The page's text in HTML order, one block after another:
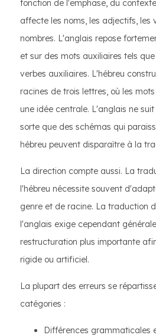
fonction de l'emphase, du
affecte les noms, les adjectifs, les
nombres. L'anglais repose
et sur des mots auxiliaires tels
verbes auxiliaires. L'hébreu
racines de trois lettres, où les
une idée centrale. L'anglais ne
sorte que des schémas qui
hébreu peuvent disparaître à la
La direction compte aussi. La
l'hébreu nécessite souvent
genre et de racine. La traduction
l'anglais exige cependant
restructuration plus importante
rigide ou artificiel.
La plupart des erreurs se
catégories :
Différences grammaticales